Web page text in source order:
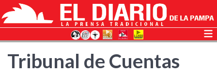
Tribunal de Cuentas